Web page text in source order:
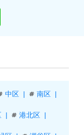
中区 南区
港北区